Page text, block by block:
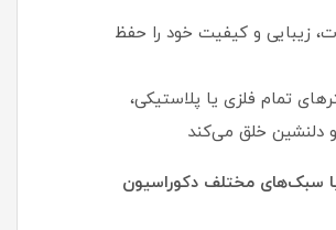
زیبایی و کیفیت خود را حفظ
تمام فلزی یا پلاستیکی،
دلنشین خلق می‌کند